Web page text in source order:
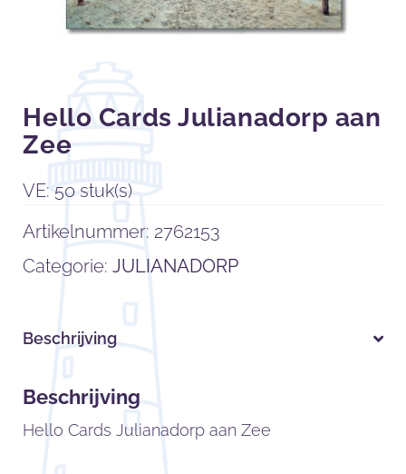
Hello Cards Julianadorp aan
Zee
VE: 50 stuk(s)
Artikelnummer: 2762153
Categorie:JULIANADORP
Beschrijving
Beschrijving
Hello Cards Julianadorp aan Zee